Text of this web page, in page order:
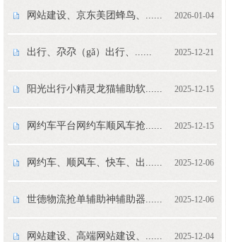
网站建设、京东美团蜂鸟、...... 2026-01-04
出行、尕尕（gǎ）出行、...... 2025-12-21
阳光出行小精灵龙猫辅助软...... 2025-12-15
网约车平台网约车顺风车抢...... 2025-12-15
网约车、顺风车、快车、出...... 2025-12-06
世德物流抢单辅助神辅助器...... 2025-12-06
网站建设、高端网站建设、...... 2025-12-04